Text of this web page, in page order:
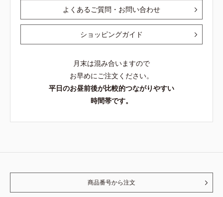
よくあるご質問・お問い合わせ
ショッピングガイド
月末は混み合いますので
お早めにご注文ください。
平日のお昼前後が比較的つながりやすい
時間帯です。
商品番号から注文